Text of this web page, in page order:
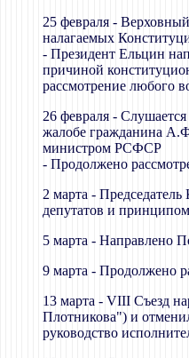
25 февраля -
налагаемых
- Президент Ельцин
причиной
рассмотрение любого
26 февраля -
жалобе гражданина
министром РСФСР
- Продолжено
2 марта - Председатель
депутатов и принципом
5 марта - Направлено
9 марта - Продолжено
13 марта - VIII Съезд
Плотникова") и
руководство